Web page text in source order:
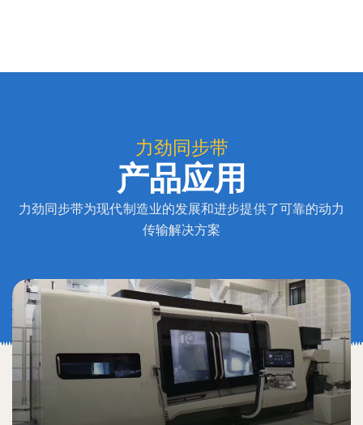
力劲同步带
产品应用
力劲同步带为现代制造业的发展和进步提供了可靠的动力
传输解决方案